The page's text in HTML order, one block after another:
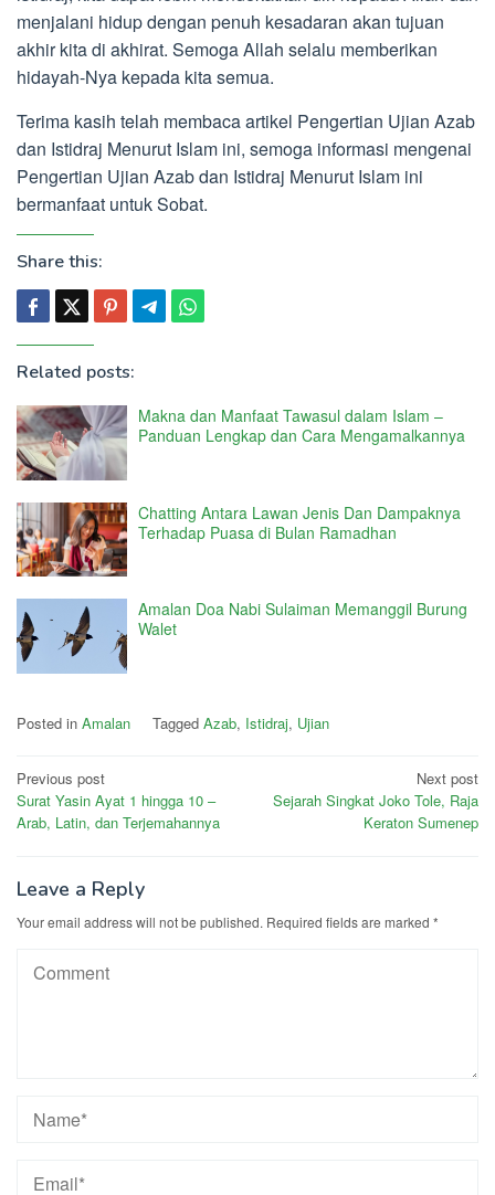
menjalani hidup dengan penuh kesadaran akan tujuan
akhir kita di akhirat. Semoga Allah selalu memberikan
hidayah-Nya kepada kita semua.
Terima kasih telah membaca artikel Pengertian Ujian Azab
dan Istidraj Menurut Islam ini, semoga informasi mengenai
Pengertian Ujian Azab dan Istidraj Menurut Islam ini
bermanfaat untuk Sobat.
Share this:
Related posts:
Makna dan Manfaat Tawasul dalam Islam –
Panduan Lengkap dan Cara Mengamalkannya
Chatting Antara Lawan Jenis Dan Dampaknya
Terhadap Puasa di Bulan Ramadhan
Amalan Doa Nabi Sulaiman Memanggil Burung
Walet
Posted in Amalan Tagged Azab, Istidraj, Ujian
Post
navigation
Previous post
Surat Yasin Ayat 1 hingga 10 –
Arab, Latin, dan Terjemahannya
Next post
Sejarah Singkat Joko Tole, Raja
Keraton Sumenep
Leave a Reply
Your email address will not be published. Required fields are marked *